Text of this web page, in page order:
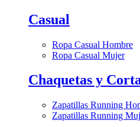
Casual
Ropa Casual Hombre
Ropa Casual Mujer
Chaquetas y
Zapatillas Running
Zapatillas Running